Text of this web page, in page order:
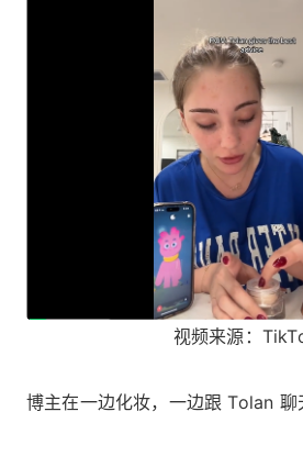
视频来源：
博主在一边化妆，一边跟 Tolan 聊